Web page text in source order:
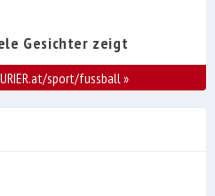
Gesichter zeigt
sport/fussball»